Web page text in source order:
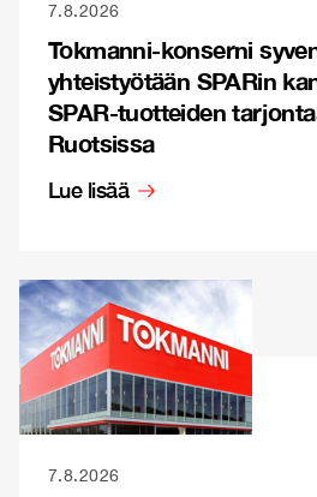
7.8.2026
Tokmanni-konserni
yhteistyötään SPARin
SPAR-tuotteiden
Ruotsissa
Lue lisää
7.8.2026